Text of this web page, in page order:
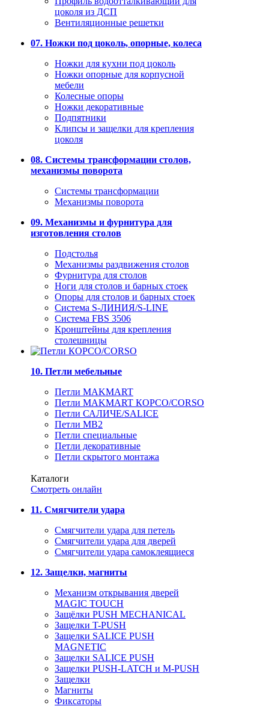
цоколя из ДСП
Вентиляционные решетки
07. Ножки под цоколь, опорные, колеса
Ножки для кухни под цоколь
Ножки опорные для корпусной
мебели
Колесные опоры
Ножки декоративные
Подпятники
Клипсы и защелки для крепления
цоколя
08. Системы трансформации столов,
механизмы поворота
Системы трансформации
Механизмы поворота
09. Механизмы и фурнитура для
изготовления столов
Подстолья
Механизмы раздвижения столов
Фурнитура для столов
Ноги для столов и барных стоек
Опоры для столов и барных стоек
Система S-ЛИНИЯ/S-LINE
Система FBS 3506
Кронштейны для крепления
столешницы
10. Петли мебельные
Петли MAKMART
Петли MAKMART КОРСО/CORSO
Петли САЛИЧЕ/SALICE
Петли MB2
Петли специальные
Петли декоративные
Петли скрытого монтажа
Каталоги
Смотреть онлайн
11. Смягчители удара
Смягчители удара для петель
Смягчители удара для дверей
Cмягчители удара самоклеящиеся
12. Защелки, магниты
Механизм открывания дверей
MAGIC TOUCH
Защёлки PUSH MECHANICAL
Защелки T-PUSH
Защелки SALICE PUSH
MAGNETIC
Защелки SALICE PUSH
Защелки PUSH-LATCH и M-PUSH
Защелки
Магниты
Фиксаторы